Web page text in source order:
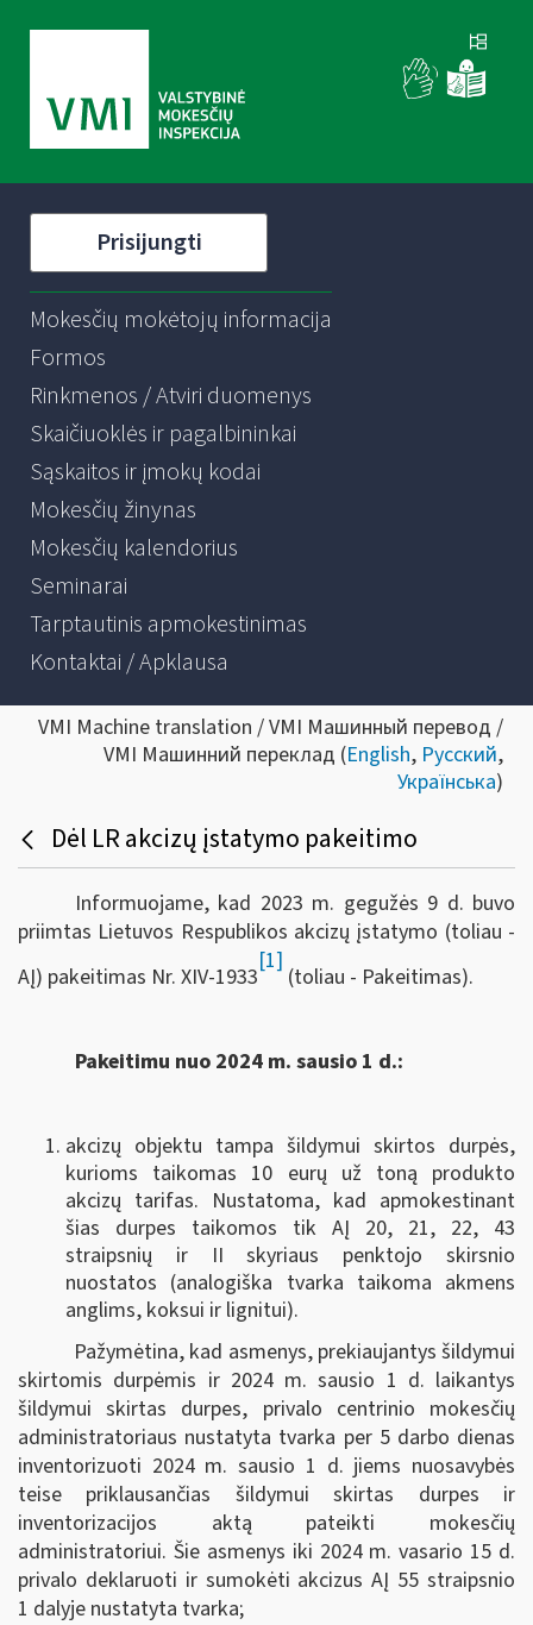
Prisijungti
Mokesčių mokėtojų informacija
Formos
Rinkmenos / Atviri duomenys
Skaičiuoklės ir pagalbininkai
Sąskaitos ir įmokų kodai
Mokesčių žinynas
Mokesčių kalendorius
Seminarai
Tarptautinis apmokestinimas
Kontaktai / Apklausa
VMI Machine translation / VMI Машинный перевод /
VMI Машинний переклад (English, Русский,
Українська)
Dėl LR akcizų įstatymo pakeitimo
Informuojame, kad 2023 m. gegužės 9 d. buvo
priimtas Lietuvos Respublikos akcizų įstatymo (toliau -
AĮ) pakeitimas Nr. XIV-1933
[1]
(toliau - Pakeitimas).
Pakeitimu nuo 2024 m. sausio 1 d.:
akcizų objektu tampa šildymui skirtos durpės,
kurioms taikomas 10 eurų už toną produkto
akcizų tarifas. Nustatoma, kad apmokestinant
šias durpes taikomos tik AĮ 20, 21, 22, 43
straipsnių ir II skyriaus penktojo skirsnio
nuostatos (analogiška tvarka taikoma akmens
anglims, koksui ir lignitui).
Pažymėtina, kad asmenys, prekiaujantys šildymui
skirtomis durpėmis ir 2024 m. sausio 1 d. laikantys
šildymui skirtas durpes, privalo centrinio mokesčių
administratoriaus nustatyta tvarka per 5 darbo dienas
inventorizuoti 2024 m. sausio 1 d. jiems nuosavybės
teise priklausančias šildymui skirtas durpes ir
inventorizacijos aktą pateikti mokesčių
administratoriui. Šie asmenys iki 2024 m. vasario 15 d.
privalo deklaruoti ir sumokėti akcizus AĮ 55 straipsnio
1 dalyje nustatyta tvarka;